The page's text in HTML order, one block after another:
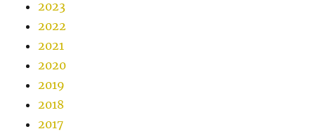
2023
2022
2021
2020
2019
2018
2017